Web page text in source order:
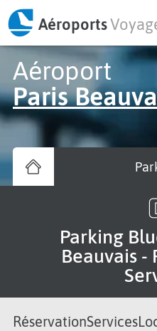
Aéroports
Aéroport
Paris
Parking Blue Valet Paris
Beauvais -
RéservationServices